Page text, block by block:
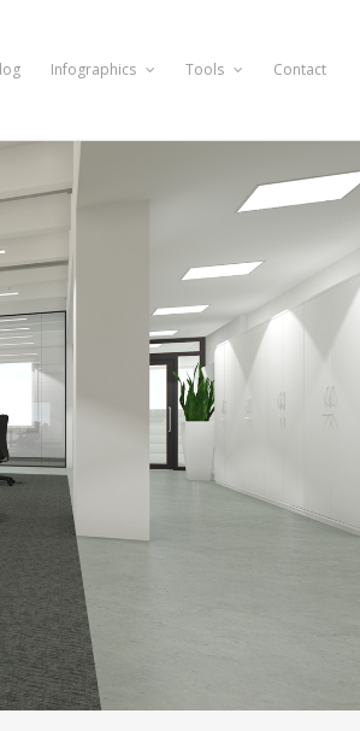
Infographics Tools Contact